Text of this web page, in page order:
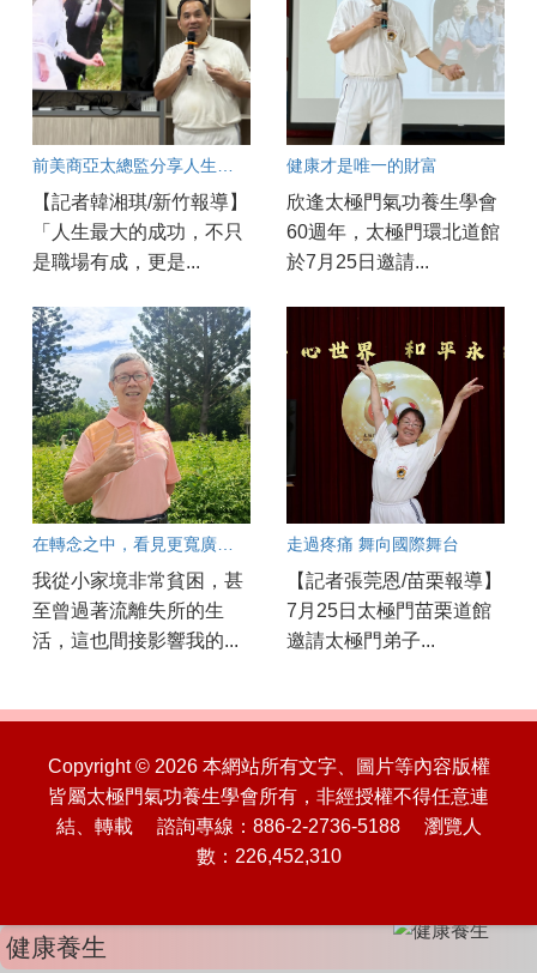
【記者韓湘琪/新竹報導】
「人生最大的成功，不只
是職場有成，更是...
健康才是唯一的財富
欣逢太極門氣功養生學會
60週年，太極門環北道館
於7月25日邀請...
在轉念之中，看見更寬廣的人生
我從小家境非常貧困，甚
至曾過著流離失所的生
活，這也間接影響我的...
走過疼痛 舞向國際舞台
【記者張莞恩/苗栗報導】
7月25日太極門苗栗道館
邀請太極門弟子...
Copyright © 2026 本網站所有文字、圖片等內容版權
皆屬太極門氣功養生學會所有，非經授權不得任意連
結、轉載 諮詢專線：886-2-2736-5188 瀏覽人
數：226,452,310
健康養生